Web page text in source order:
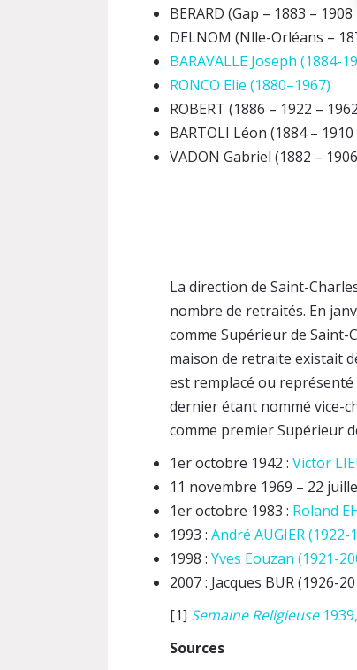
BERARD (Gap – 1883 –
DELNOM (Nlle-Orléans –
BARAVALLE Joseph (1884-
RONCO Elie (1880–1967)
ROBERT (1886 – 1922 –
BARTOLI Léon (1884 – 1910
VADON Gabriel (1882 –
La direction de Saint-
nombre de retraités. En
comme Supérieur de Saint-
maison de retraite existait
est remplacé ou
dernier étant nommé vice-
comme premier Supérieur
1er octobre 1942 : Victor
11 novembre 1969 – 22
1er octobre 1983 : Roland
1993 : André AUGIER (1922-
1998 : Yves Eouzan (1921-
2007 : Jacques BUR (1926-
[1] Semaine Religieuse
Sources